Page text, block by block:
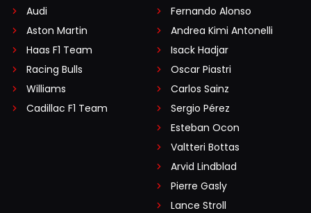
Audi
Aston Martin
Haas F1 Team
Racing Bulls
Williams
Cadillac F1 Team
Fernando Alonso
Andrea Kimi Antonelli
Isack Hadjar
Oscar Piastri
Carlos Sainz
Sergio Pérez
Esteban Ocon
Valtteri Bottas
Arvid Lindblad
Pierre Gasly
Lance Stroll